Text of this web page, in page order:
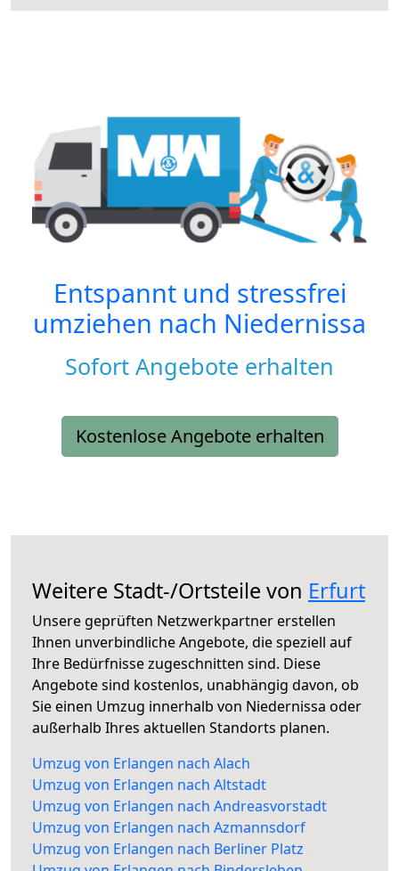
Entspannt und stressfrei
umziehen nach Niedernissa
Sofort Angebote erhalten
Kostenlose Angebote erhalten
Weitere Stadt-/Ortsteile von Erfurt
Unsere geprüften Netzwerkpartner erstellen
Ihnen unverbindliche Angebote, die speziell auf
Ihre Bedürfnisse zugeschnitten sind. Diese
Angebote sind kostenlos, unabhängig davon, ob
Sie einen Umzug innerhalb von Niedernissa oder
außerhalb Ihres aktuellen Standorts planen.
Umzug von Erlangen nach Alach
Umzug von Erlangen nach Altstadt
Umzug von Erlangen nach Andreasvorstadt
Umzug von Erlangen nach Azmannsdorf
Umzug von Erlangen nach Berliner Platz